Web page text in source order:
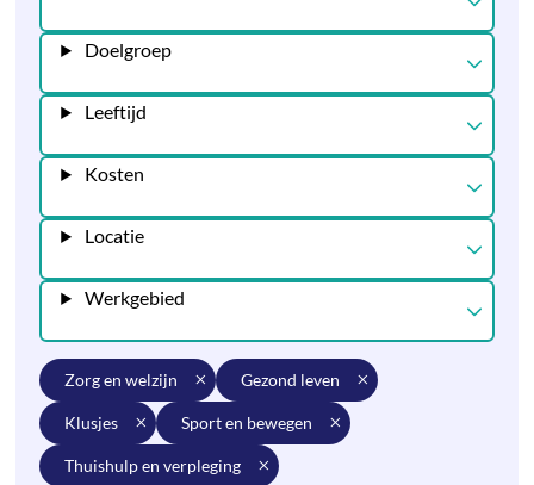
Doelgroep
Leeftijd
Kosten
Locatie
Werkgebied
zorg en welzijn gezond leven
klusjes sport en bewegen
thuishulp en verpleging